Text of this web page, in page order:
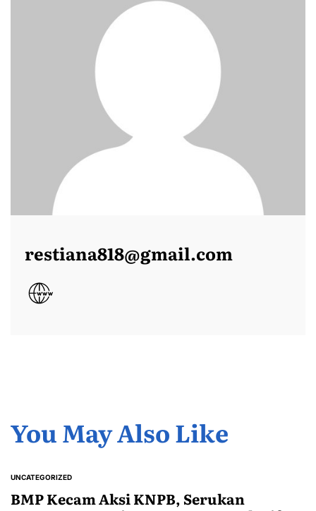
restiana818@gmail.com
You May Also Like
POSTED
UNCATEGORIZED
BMP Kecam Aksi KNPB, Serukan